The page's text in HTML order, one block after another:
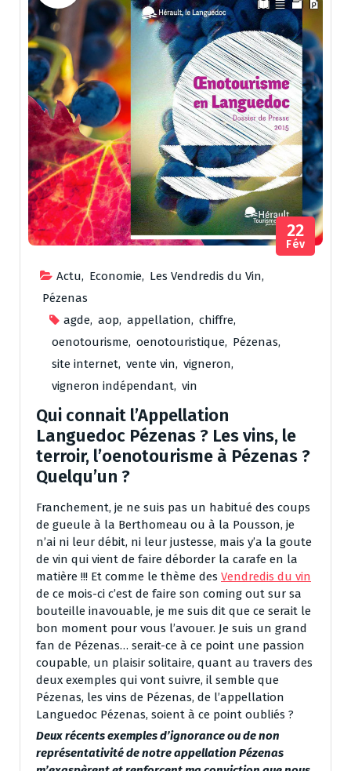
Actu, Economie, Les Vendredis du Vin,
Pézenas
agde, aop, appellation, chiffre,
oenotourisme, oenotouristique, Pézenas,
site internet, vente vin, vigneron,
vigneron indépendant, vin
22
Fév
Qui connait l’Appellation
Languedoc Pézenas ? Les vins, le
terroir, l’oenotourisme à Pézenas ?
Quelqu’un ?
Franchement, je ne suis pas un habitué des coups
de gueule à la Berthomeau ou à la Pousson, je
n’ai ni leur débit, ni leur justesse, mais y’a la goute
de vin qui vient de faire déborder la carafe en la
matière !!! Et comme le thème des Vendredis du vin
de ce mois-ci c’est de faire son coming out sur sa
bouteille inavouable, je me suis dit que ce serait le
bon moment pour vous l’avouer. Je suis un grand
fan de Pézenas… serait-ce à ce point une passion
coupable, un plaisir solitaire, quant au travers des
deux exemples qui vont suivre, il semble que
Pézenas, les vins de Pézenas, de l’appellation
Languedoc Pézenas, soient à ce point oubliés ?
Deux récents exemples d’ignorance ou de non
représentativité de notre appellation Pézenas